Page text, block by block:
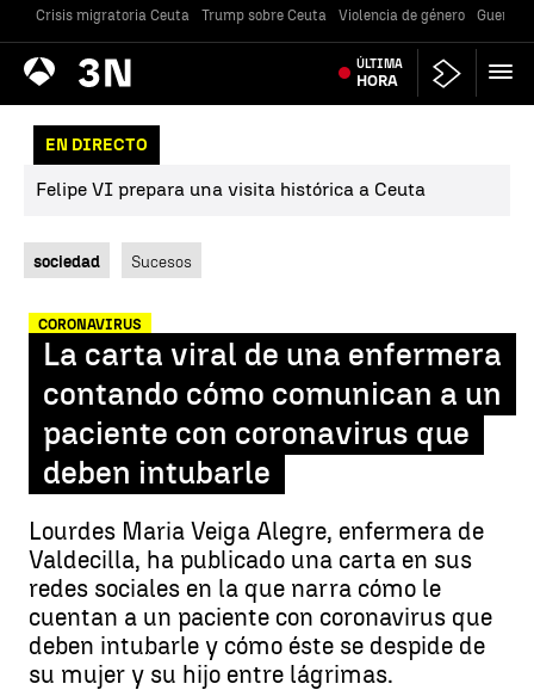
Crisis migratoria Ceuta Trump sobre Ceuta Violencia de género Guerra
Antena
3 Noticias ÚLTIMA
HORA
EN DIRECTO
Felipe VI prepara una visita histórica a Ceuta
sociedad Sucesos
CORONAVIRUS
La carta viral de una enfermera
contando cómo comunican a un
paciente con coronavirus que
deben intubarle
Lourdes Maria Veiga Alegre, enfermera de
Valdecilla, ha publicado una carta en sus
redes sociales en la que narra cómo le
cuentan a un paciente con coronavirus que
deben intubarle y cómo éste se despide de
su mujer y su hijo entre lágrimas.